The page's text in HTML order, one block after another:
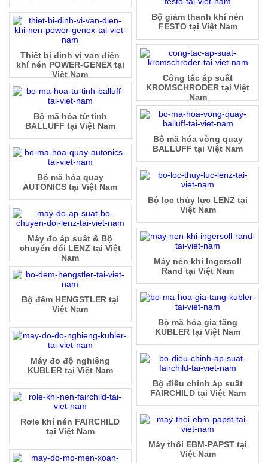
Bộ giảm thanh khí nén
FESTO tại Việt Nam
Thiết bị định vị van điện
khí nén POWER-GENEX tại
Việt Nam
Công tắc áp suất
KROMSCHRODER tại Việt
Nam
Bộ mã hóa từ tính
BALLUFF tại Việt Nam
Bộ mã hóa vòng quay
BALLUFF tại Việt Nam
Bộ mã hóa quay
AUTONICS tại Việt Nam
Bộ lọc thủy lực LENZ tại
Việt Nam
Máy đo áp suất & Bộ
chuyển đổi LENZ tại Việt
Nam
Máy nén khí Ingersoll
Rand tại Việt Nam
Bộ đếm HENGSTLER tại
Việt Nam
Bộ mã hóa gia tăng
KUBLER tại Việt Nam
Máy đo độ nghiêng
KUBLER tại Việt Nam
Bộ điều chỉnh áp suât
FAIRCHILD tại Việt Nam
Rơle khí nén FAIRCHILD
tại Việt Nam
Máy thổi EBM-PAPST tại
Việt Nam